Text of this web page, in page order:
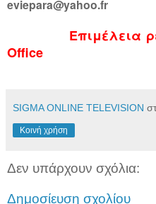
eviepara@yahoo.fr
Επιμέλεια
Office
SIGMA ONLINE TELEVISION
Κοινή χρήση
Δεν υπάρχουν σχόλια:
Δημοσίευση σχολίου